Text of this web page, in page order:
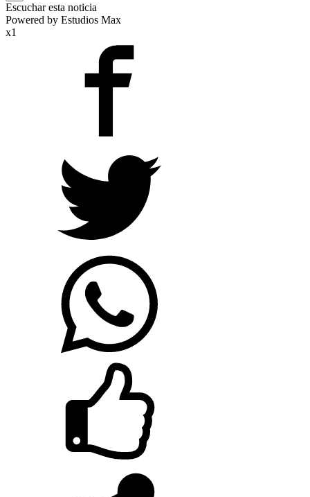
Escuchar esta noticia
Powered by Estudios Max
x1